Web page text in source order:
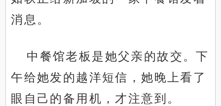
消息。
中餐馆老板是她父亲的故交。下
午给她发的越洋短信，她晚上看了
眼自己的备用机，才注意到。